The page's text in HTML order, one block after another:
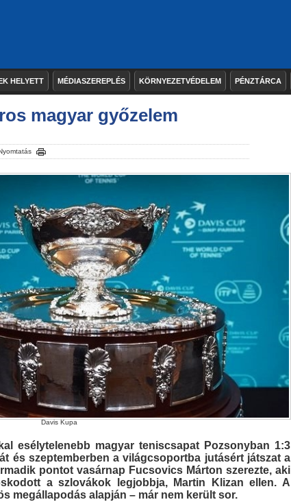
HELYETT MÉDIASZEREPLÉS KÖRNYEZETVÉDELEM PÉNZTÁRCA
magyar győzelem
Davis Kupa
esélytelenebb magyar teniscsapat Pozsonyban 1:3
és szeptemberben a világcsoportba jutásért játszat a
pontot vasárnap Fucsovics Márton szerezte, aki
a szlovákok legjobbja, Martin Klizan ellen. A
megállapodás alapján – már nem került sor.